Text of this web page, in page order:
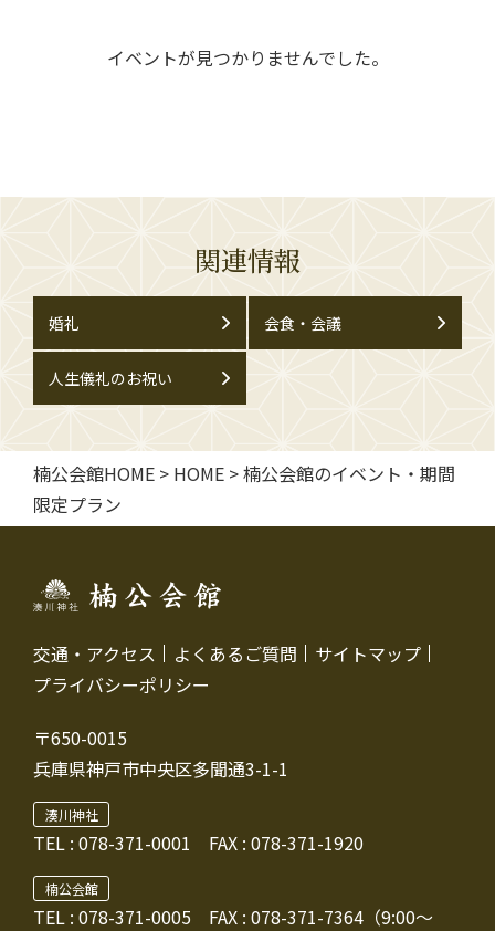
イベントが見つかりませんでした。
関連情報
婚礼 会食・会議
人生儀礼のお祝い
楠公会館HOME > HOME >楠公会館のイベント・期間
限定プラン
交通・アクセス よくあるご質問
サイトマップ
プライバシーポリシー
〒650-0015
兵庫県神戸市中央区多聞通3-1-1
湊川神社
TEL : 078-371-0001 FAX : 078-371-1920
楠公会館
TEL : 078-371-0005 FAX : 078-371-7364（9:00～